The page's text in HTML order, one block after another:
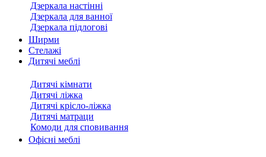
Дзеркала настінні
Дзеркала для ванної
Дзеркала підлогові
Ширми
Стелажі
Дитячі меблі
Дитячі кімнати
Дитячі ліжка
Дитячі крісло-ліжка
Дитячі матраци
Комоди для сповивання
Офісні меблі